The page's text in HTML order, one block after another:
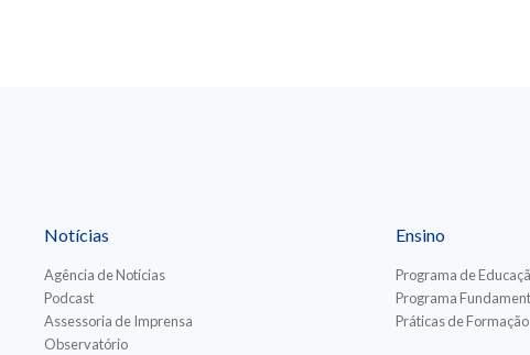
Notícias
Agência de Notícias
Podcast
Assessoria de Imprensa
Observatório
Ensino
Programa de
Programa
Práticas de Formação